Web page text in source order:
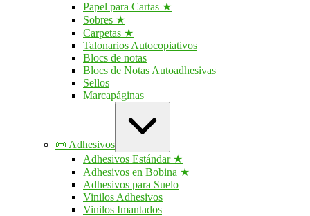
Papel para Cartas ★
Sobres ★
Carpetas ★
Talonarios Autocopiativos
Blocs de notas
Blocs de Notas Autoadhesivas
Sellos
Marcapáginas
📜 Adhesivos
Adhesivos Estándar ★
Adhesivos en Bobina ★
Adhesivos para Suelo
Vinilos Adhesivos
Vinilos Imantados